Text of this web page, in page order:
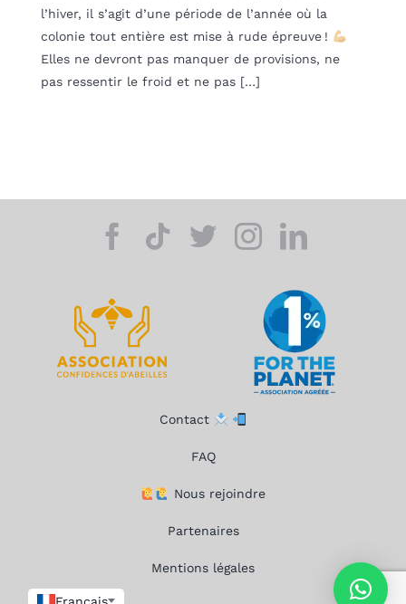
l’hiver, il s’agit d’une période de l’année où la
colonie tout entière est mise à rude épreuve !
Elles ne devront pas manquer de provisions, ne
pas ressentir le froid et ne pas […]
Contact
FAQ
Nous rejoindre
Partenaires
Mentions légales